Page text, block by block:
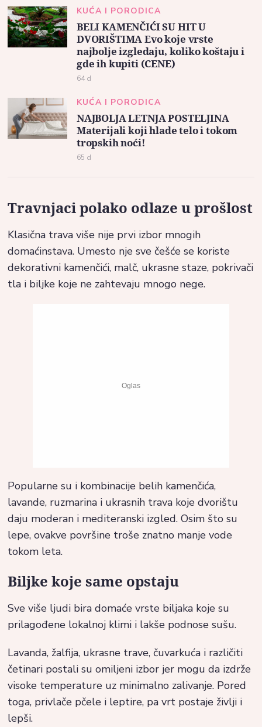
KUĆA I PORODICA
BELI KAMENČIĆI SU HIT U
DVORIŠTIMA Evo koje vrste
najbolje izgledaju, koliko koštaju i
gde ih kupiti (CENE)
64 d
KUĆA I PORODICA
NAJBOLJA LETNJA POSTELJINA
Materijali koji hlade telo i tokom
tropskih noći!
65 d
Travnjaci polako odlaze u prošlost
Klasična trava više nije prvi izbor mnogih
domaćinstava. Umesto nje sve češće se koriste
dekorativni kamenčići, malč, ukrasne staze, pokrivači
tla i biljke koje ne zahtevaju mnogo nege.
Popularne su i kombinacije belih kamenčića,
lavande, ruzmarina i ukrasnih trava koje dvorištu
daju moderan i mediteranski izgled. Osim što su
lepe, ovakve površine troše znatno manje vode
tokom leta.
Biljke koje same opstaju
Sve više ljudi bira domaće vrste biljaka koje su
prilagođene lokalnoj klimi i lakše podnose sušu.
Lavanda, žalfija, ukrasne trave, čuvarkuća i različiti
četinari postali su omiljeni izbor jer mogu da izdrže
visoke temperature uz minimalno zalivanje. Pored
toga, privlače pčele i leptire, pa vrt postaje življi i
lepši.